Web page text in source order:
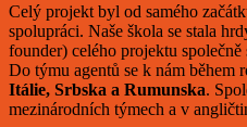
Celý projekt byl od samého
spolupráci. Naše škola se stala
founder) celého projektu
Do týmu agentů se k nám během
Itálie, Srbska a Rumunska.
mezinárodních týmech a v